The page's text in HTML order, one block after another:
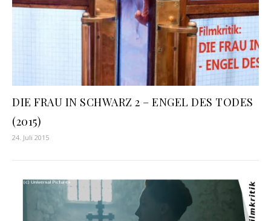
DIE FRAU IN SCHWARZ 2 – ENGEL DES TODES
(2015)
24. Juli 2015